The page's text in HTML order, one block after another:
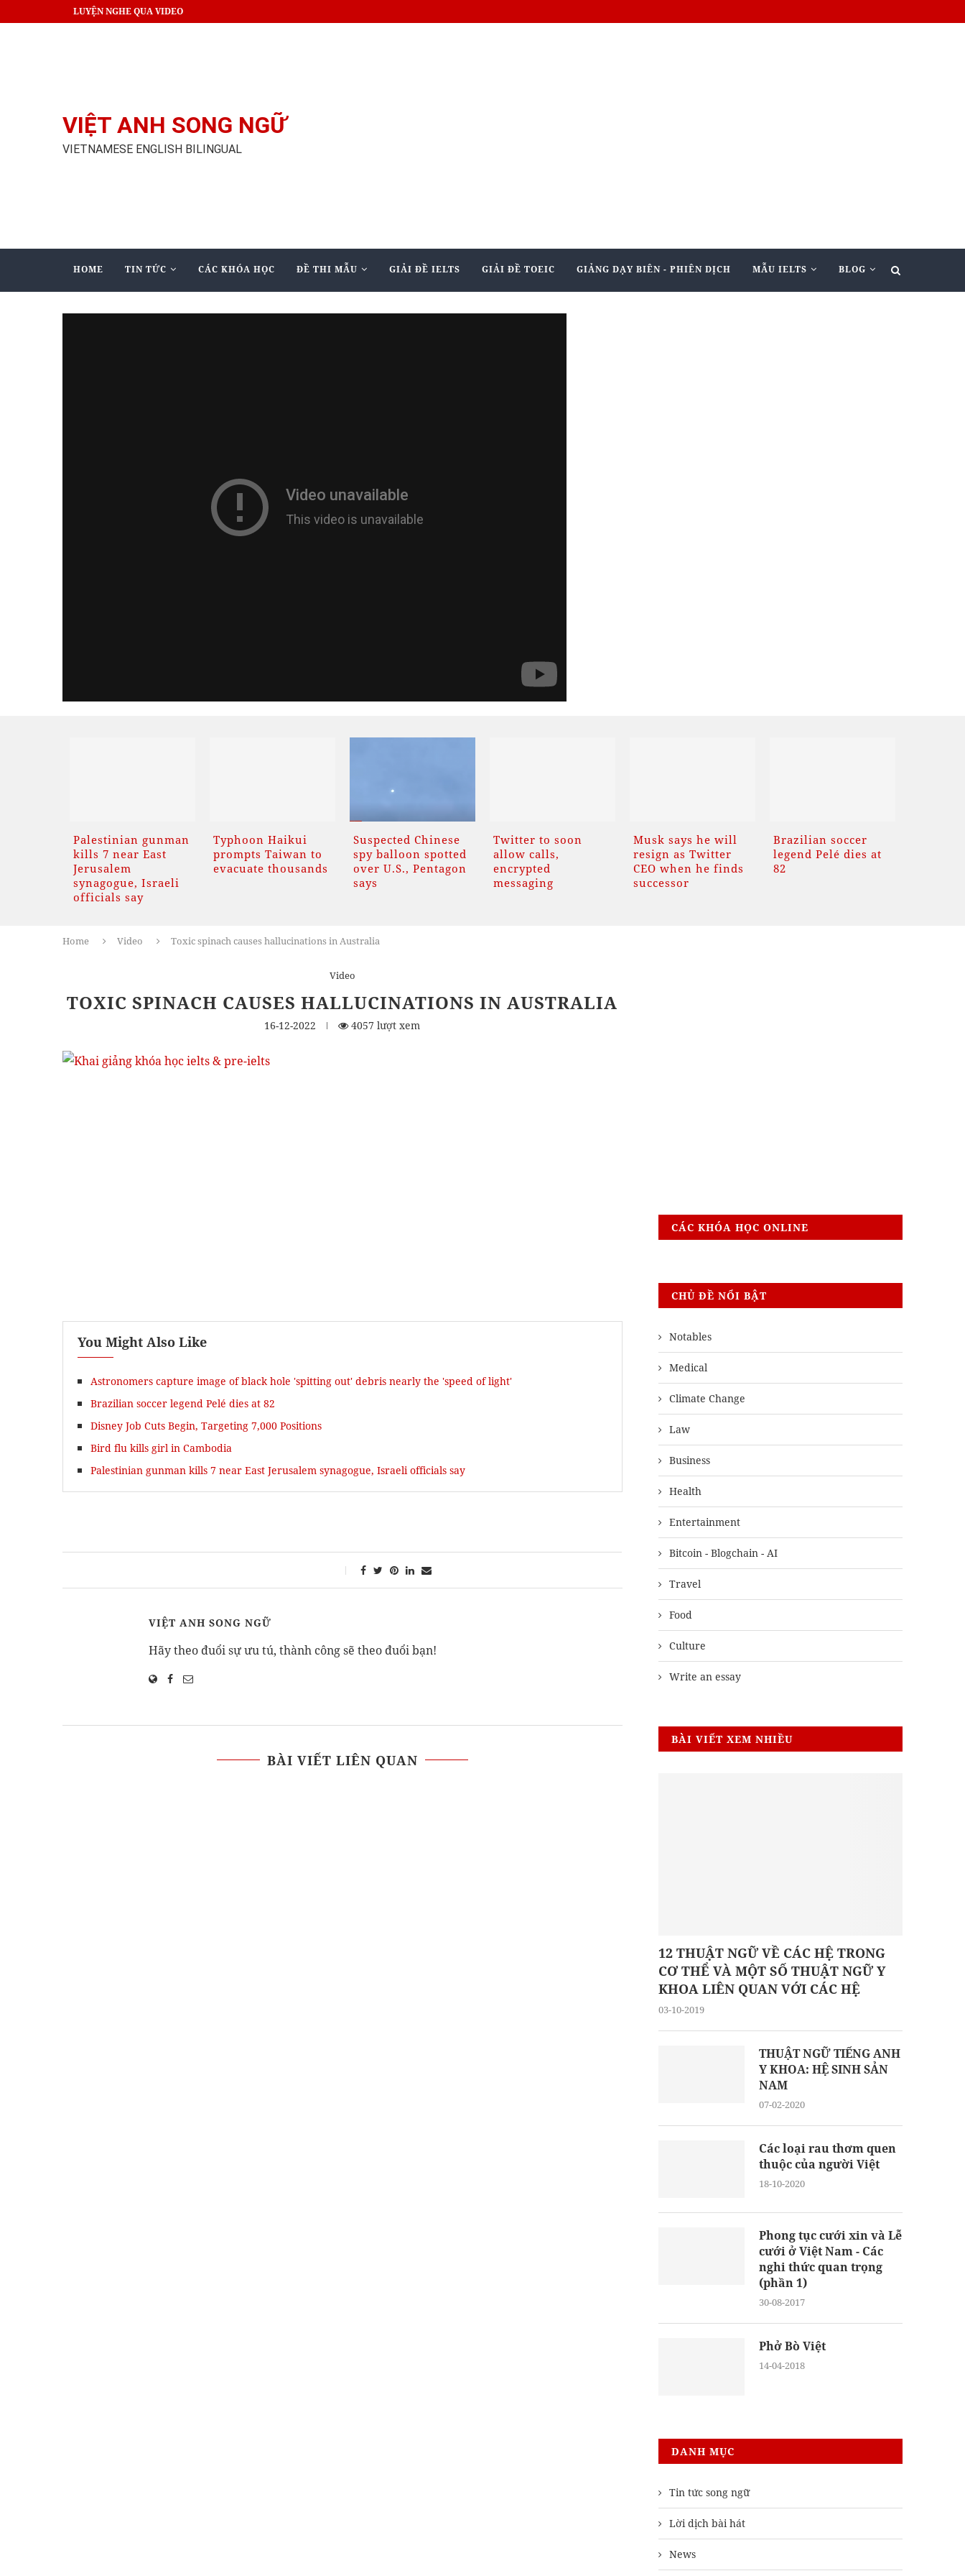
LUYỆN NGHE QUA VIDEO
VIỆT ANH SONG NGỮ
VIETNAMESE ENGLISH BILINGUAL
HOME TIN TỨC CÁC KHÓA HỌC ĐỀ THI MẪU GIẢI ĐỀ IELTS GIẢI ĐỀ TOEIC GIẢNG DẠY BIÊN - PHIÊN DỊCH MẪU IELTS BLOG
Palestinian gunman
kills 7 near East
Jerusalem
synagogue, Israeli
officials say
Typhoon Haikui
prompts Taiwan to
evacuate thousands
Suspected Chinese
spy balloon spotted
over U.S., Pentagon
says
Twitter to soon
allow calls,
encrypted
messaging
Musk says he will
resign as Twitter
CEO when he finds
successor
Brazilian soccer
legend Pelé dies at
82
Home Video Toxic spinach causes hallucinations in Australia
Video
TOXIC SPINACH CAUSES HALLUCINATIONS IN AUSTRALIA
16-12-2022 4057 lượt xem
You Might Also Like
Astronomers capture image of black hole 'spitting out' debris nearly the 'speed of light'
Brazilian soccer legend Pelé dies at 82
Disney Job Cuts Begin, Targeting 7,000 Positions
Bird flu kills girl in Cambodia
Palestinian gunman kills 7 near East Jerusalem synagogue, Israeli officials say
VIỆT ANH SONG NGỮ
Hãy theo đuổi sự ưu tú, thành công sẽ theo đuổi bạn!
BÀI VIẾT LIÊN QUAN
CÁC KHÓA HỌC ONLINE
CHỦ ĐỀ NỔI BẬT
Notables
Medical
Climate Change
Law
Business
Health
Entertainment
Bitcoin - Blogchain - AI
Travel
Food
Culture
Write an essay
BÀI VIẾT XEM NHIỀU
12 THUẬT NGỮ VỀ CÁC HỆ TRONG
CƠ THỂ VÀ MỘT SỐ THUẬT NGỮ Y
KHOA LIÊN QUAN VỚI CÁC HỆ
03-10-2019
THUẬT NGỮ TIẾNG ANH
Y KHOA: HỆ SINH SẢN
NAM
07-02-2020
Các loại rau thơm quen
thuộc của người Việt
18-10-2020
Phong tục cưới xin và Lễ
cưới ở Việt Nam - Các
nghi thức quan trọng
(phần 1)
30-08-2017
Phở Bò Việt
14-04-2018
DANH MỤC
Tin tức song ngữ
Lời dịch bài hát
News